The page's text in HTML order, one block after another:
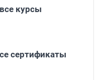
курсы
сертификаты